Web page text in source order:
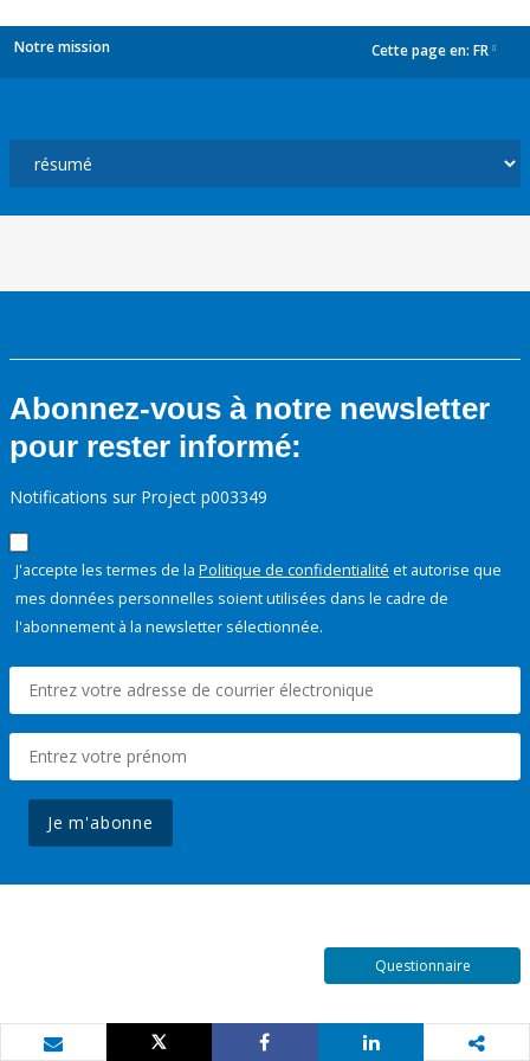
Notre mission Cette page en: FR
Abonnez-vous à notre newsletter
pour rester informé:
Notifications sur Project p003349
J'accepte les termes de la Politique de confidentialité et autorise que
mes données personnelles soient utilisées dans le cadre de
l'abonnement à la newsletter sélectionnée.
Je m'abonne
Questionnaire